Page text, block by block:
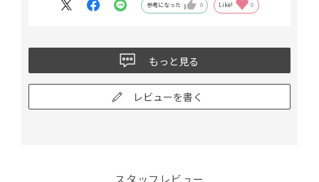
参考になった 0 Like! 0
もっと見る
レビューを書く
スタッフレビュー